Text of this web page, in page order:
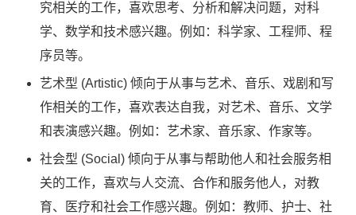
究相关的工作，喜欢思考、分析和解决问题，对科
学、数学和技术感兴趣。例如：科学家、工程师、程
序员等。
艺术型 (Artistic) 倾向于从事与艺术、音乐、戏剧和写
作相关的工作，喜欢表达自我，对艺术、音乐、文学
和表演感兴趣。例如：艺术家、音乐家、作家等。
社会型 (Social) 倾向于从事与帮助他人和社会服务相
关的工作，喜欢与人交流、合作和服务他人，对教
育、医疗和社会工作感兴趣。例如：教师、护士、社